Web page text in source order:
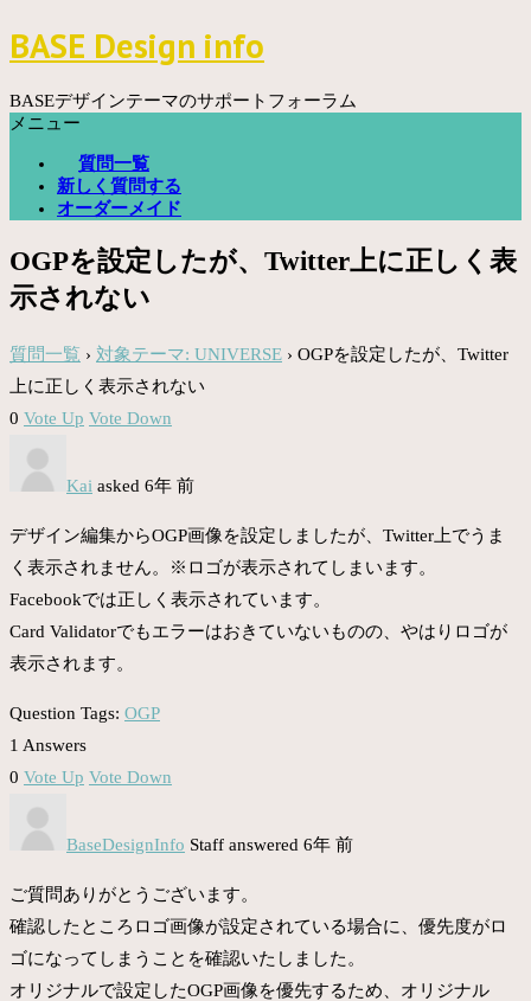
コ
ン
ン
ツ
BASE Design info
BASEデザインテーマのサポートフォーラム
メニュー
質問一覧
新しく質問する
オーダーメイド
OGPを設定したが、Twitter上に正しく表
示されない
質問一覧 › 対象テーマ: UNIVERSE › OGPを設定したが、Twitter
上に正しく表示されない
0 Vote Up Vote Down
Kai asked 6年 前
デザイン編集からOGP画像を設定しましたが、Twitter上でうま
く表示されません。※ロゴが表示されてしまいます。
Facebookでは正しく表示されています。
Card Validatorでもエラーはおきていないものの、やはりロゴが
表示されます。
Question Tags: OGP
1 Answers
0 Vote Up Vote Down
BaseDesignInfo Staff answered 6年 前
ご質問ありがとうございます。
確認したところロゴ画像が設定されている場合に、優先度がロ
ゴになってしまうことを確認いたしました。
オリジナルで設定したOGP画像を優先するため、オリジナル